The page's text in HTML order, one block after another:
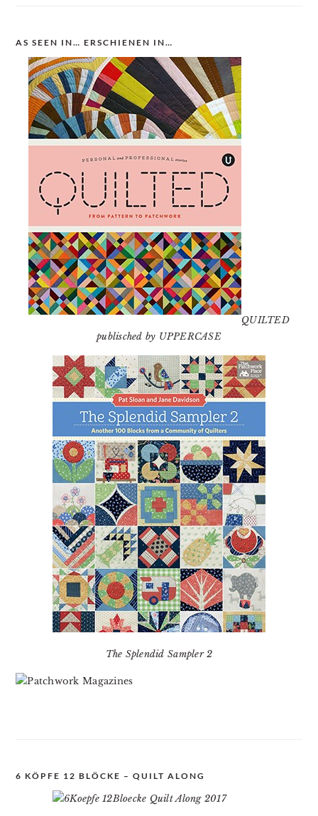
AS SEEN IN… ERSCHIENEN IN…
QUILTED
publisched by UPPERCASE
The Splendid Sampler 2
6 KÖPFE 12 BLÖCKE – QUILT ALONG